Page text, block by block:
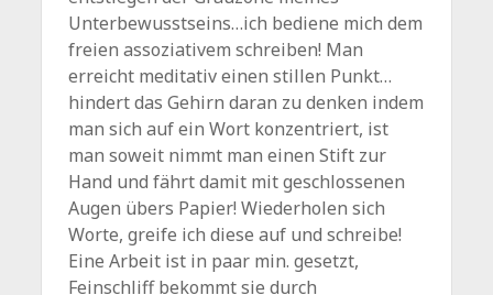
Unterbewusstseins…ich bediene mich dem
freien assoziativem schreiben! Man
erreicht meditativ einen stillen Punkt…
hindert das Gehirn daran zu denken indem
man sich auf ein Wort konzentriert, ist
man soweit nimmt man einen Stift zur
Hand und fährt damit mit geschlossenen
Augen übers Papier! Wiederholen sich
Worte, greife ich diese auf und schreibe!
Eine Arbeit ist in paar min. gesetzt,
Feinschliff bekommt sie durch